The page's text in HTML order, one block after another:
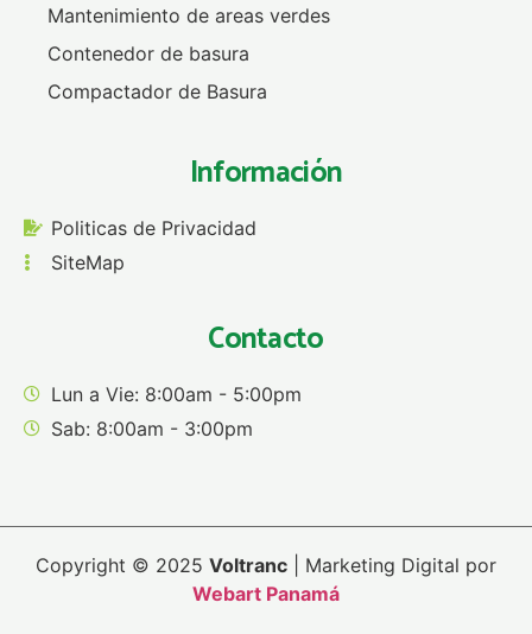
Mantenimiento de areas verdes
Contenedor de basura
Compactador de Basura
Información
Politicas de Privacidad
SiteMap
Contacto
Lun a Vie: 8:00am - 5:00pm
Sab: 8:00am - 3:00pm
Copyright © 2025 Voltranc | Marketing Digital por
Webart Panamá